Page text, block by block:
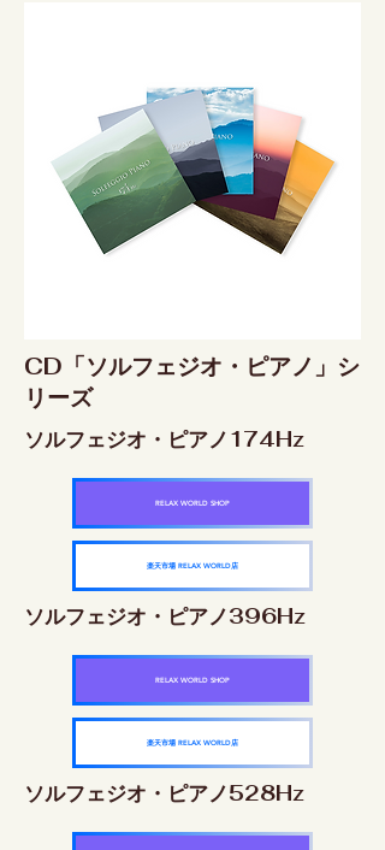
CD「ソルフェジオ・ピアノ」シ
リーズ
ソルフェジオ・ピアノ174Hz
RELAX WORLD SHOP
楽天市場 RELAX WORLD店
ソルフェジオ・ピアノ396Hz
RELAX WORLD SHOP
楽天市場 RELAX WORLD店
ソルフェジオ・ピアノ528Hz